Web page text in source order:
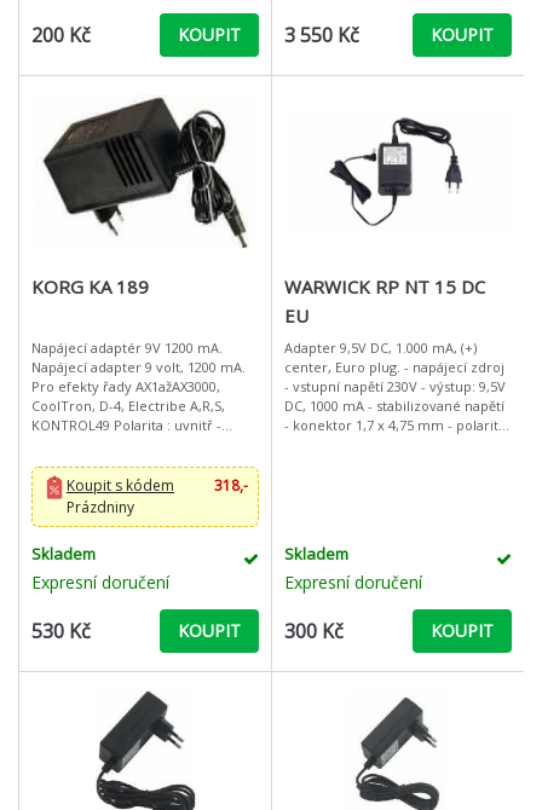
200 Kč KOUPIT 3 550 Kč KOUPIT
KORG KA 189
Napájecí adaptér 9V 1200 mA.
Napájecí adapter 9 volt, 1200 mA.
Pro efekty řady AX1ažAX3000,
CoolTron, D-4, Electribe A,R,S,
KONTROL49 Polarita : uvnitř -
Koupit s kódem
318,-
Prázdniny
Skladem
Expresní doručení
530 Kč KOUPIT
WARWICK RP NT 15 DC
EU
Adapter 9,5V DC, 1.000 mA, (+)
center, Euro plug. - napájecí zdroj
- vstupní napětí 230V - výstup: 9,5V
DC, 1000 mA - stabilizované napětí
- konektor 1,7 x 4,75 mm - polarita
Skladem
Expresní doručení
300 Kč KOUPIT